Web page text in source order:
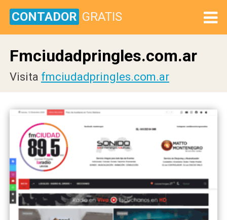
CONTADOR GRATIS
Fmciudadpringles.com.ar
Visita fmciudadpringles.com.ar